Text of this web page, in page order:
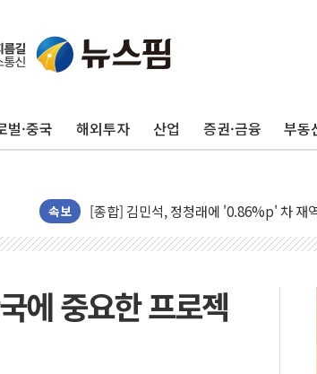
벌·중국 해외투자 산업 증권·금융 부동
속보
포항시 재난예산 40억 긴급 투입…고수
울진·영덕 '호우특보'-포항 '산사태 주의
인천 합동연설회 나선 송영길·정청래·김
김민석, 2주차 제주·인천 경선서 정청래
[속보] 민주, 제주·인천 경선 결과 발표
[속보] 민주, 인천 경선 결과 발표...김민
[속보] 민주, 제주 경선 결과 발표...김
에 중요한 프로젝